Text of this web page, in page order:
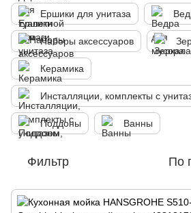
Ершики для унитаза
Наборы аксессуаров
Керамика
Инсталляции, комплекты с
Поддоны Ванны
Фильтр По